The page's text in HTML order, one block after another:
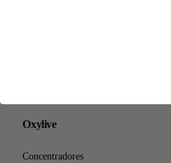
Oxylive
Concentradores